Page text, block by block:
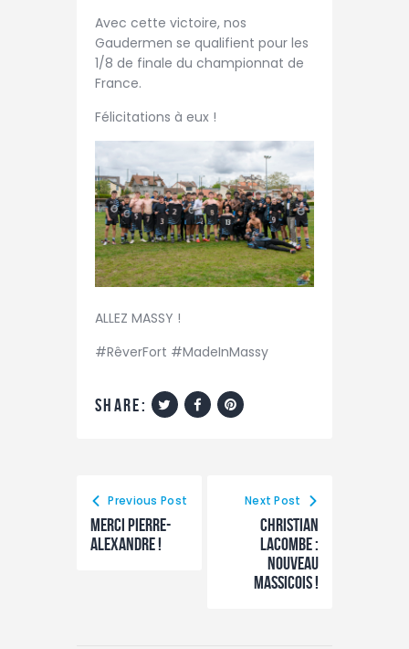
Avec cette victoire, nos
Gaudermen se qualifient pour les
1/8 de finale du championnat de
France.
Félicitations à eux !
ALLEZ MASSY !
#RêverFort #MadeInMassy
share:
Previous Post
Merci Pierre-
Alexandre !
Next Post
Christian
Lacombe :
nouveau
massicois !